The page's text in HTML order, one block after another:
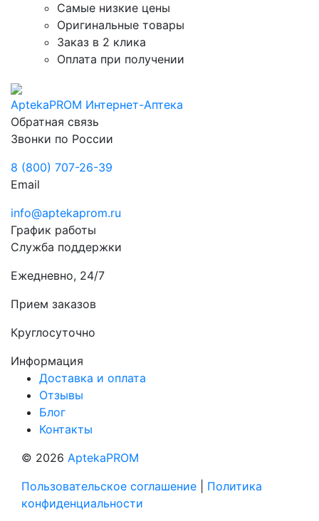
Самые низкие цены
Оригинальные товары
Заказ в 2 клика
Оплата при получении
AptekaPROM Интернет-Аптека
Обратная связь
Звонки по России
8 (800) 707-26-39
Email
info@aptekaprom.ru
График работы
Служба поддержки
Ежедневно, 24/7
Прием заказов
Круглосуточно
Информация
Доставка и оплата
Отзывы
Блог
Контакты
© 2026 AptekaPROM
Пользовательское соглашение
Политика
конфиденциальности